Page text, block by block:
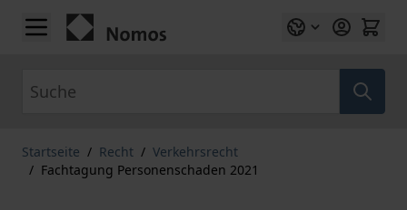
Zum Inhalt springen
Startseite / Recht / Verkehrsrecht
/ Fachtagung Personenschaden 2021